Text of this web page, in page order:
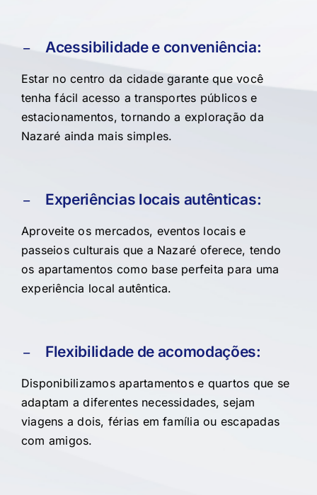
Acessibilidade e conveniência:
Estar no centro da cidade garante que você
tenha fácil acesso a transportes públicos e
estacionamentos, tornando a exploração da
Nazaré ainda mais simples.
Experiências locais autênticas:
Aproveite os mercados, eventos locais e
passeios culturais que a Nazaré oferece, tendo
os apartamentos como base perfeita para uma
experiência local autêntica.
Flexibilidade de acomodações:
Disponibilizamos apartamentos e quartos que se
adaptam a diferentes necessidades, sejam
viagens a dois, férias em família ou escapadas
com amigos.